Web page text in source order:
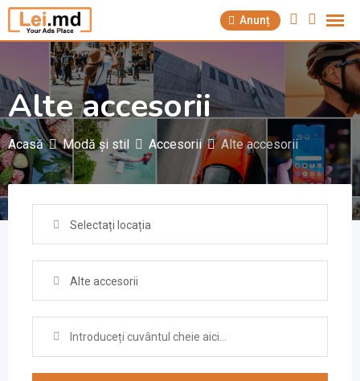
Săriți
la
Anunț
Alte accesorii
Acasă Modă și stil Accesorii Alte accesorii
Selectați locația
Alte accesorii